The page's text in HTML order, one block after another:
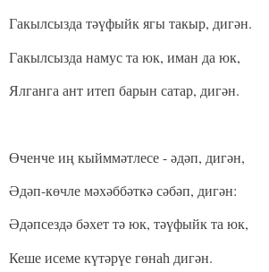
Гакылсызда тәүфыйк ягы такыр, дигән.
Гакылсызда намус та юк, иман да юк,
Ялганга ант итеп барын сатар, дигән.
Өченче иң кыйммәтлесе - әдәп, дигән,
Әдәп-көчле мәхәббәткә сәбәп, дигән:
Әдәпсездә бәхет тә юк, тәүфыйк та юк,
Кеше исеме күтәрүе гөнаһ дигән.